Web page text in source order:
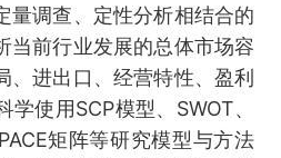
量调查、定性分析相结合的
当前行业发展的总体市场容
、进出口、经营特性、盈利
使用SCP模型、SWOT、
矩阵等研究模型与方法